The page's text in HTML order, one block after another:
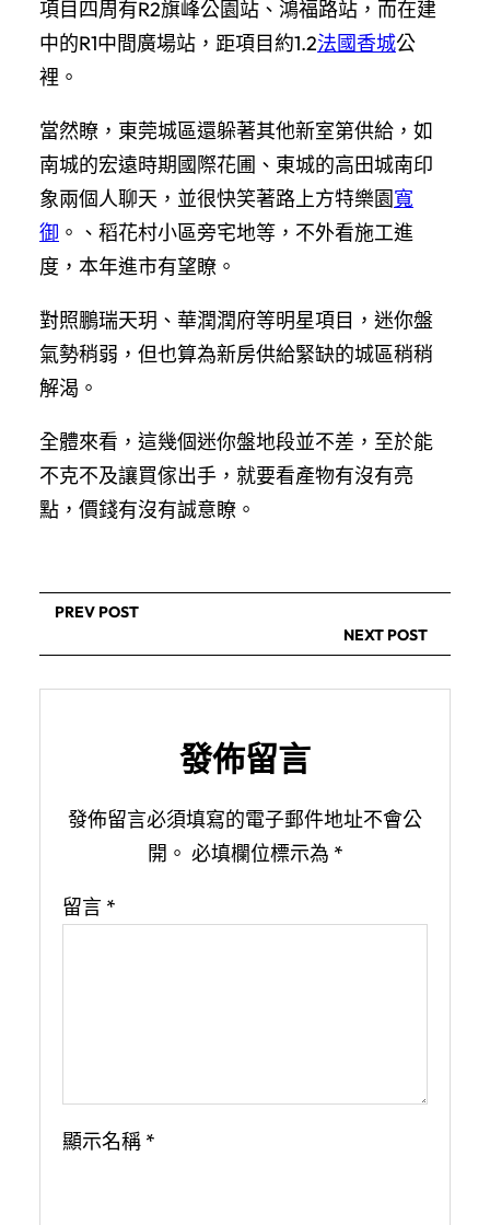
項目四周有R2旗峰公園站、鴻福路站，而在建
中的R1中間廣場站，距項目約1.2法國香城公
裡。
當然瞭，東莞城區還躲著其他新室第供給，如
南城的宏遠時期國際花圃、東城的高田城南印
象兩個人聊天，並很快笑著路上方特樂園寬
御 。、稻花村小區旁宅地等，不外看施工進
度，本年進市有望瞭。
對照鵬瑞天玥、華潤潤府等明星項目，迷你盤
氣勢稍弱，但也算為新房供給緊缺的城區稍稍
解渴。
全體來看，這幾個迷你盤地段並不差，至於能
不克不及讓買傢出手，就要看產物有沒有亮
點，價錢有沒有誠意瞭。
PREV POST
NEXT POST
發佈留言
發佈留言必須填寫的電子郵件地址不會公
開。 必填欄位標示為 *
留言 *
顯示名稱 *